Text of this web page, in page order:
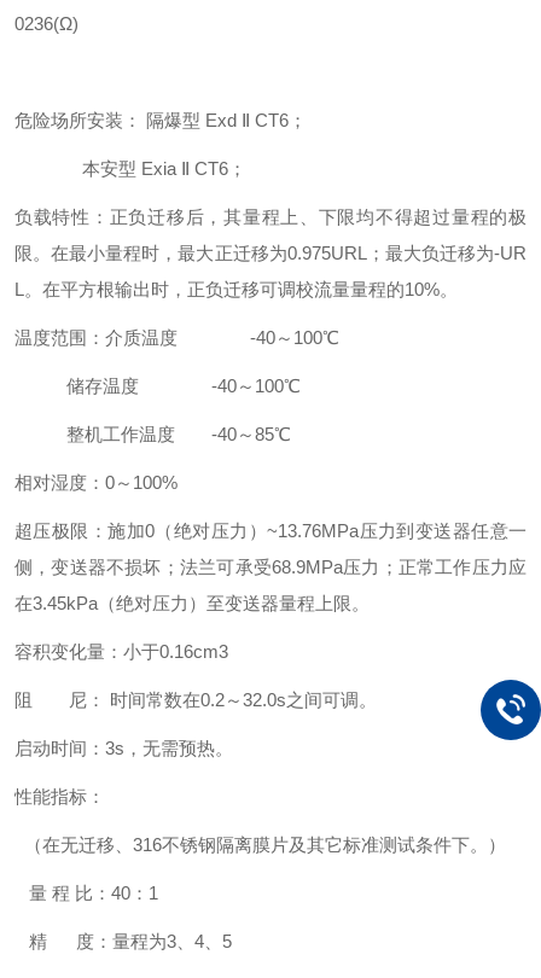
0236(Ω)
危险场所安装： 隔爆型 Exd Ⅱ CT6；
本安型 Exia Ⅱ CT6；
负载特性：正负迁移后，其量程上、下限均不得超过量程的极
限。在最小量程时，最大正迁移为0.975URL；最大负迁移为-UR
L。在平方根输出时，正负迁移可调校流量量程的10%。
温度范围：介质温度 -40～100℃
储存温度 -40～100℃
整机工作温度 -40～85℃
相对湿度：0～100%
超压极限：施加0（绝对压力）~13.76MPa压力到变送器任意一
侧，变送器不损坏；法兰可承受68.9MPa压力；正常工作压力应
在3.45kPa（绝对压力）至变送器量程上限。
容积变化量：小于0.16cm3
阻 尼： 时间常数在0.2～32.0s之间可调。
启动时间：3s，无需预热。
性能指标：
（在无迁移、316不锈钢隔离膜片及其它标准测试条件下。）
量 程 比：40：1
精 度：量程为3、4、5